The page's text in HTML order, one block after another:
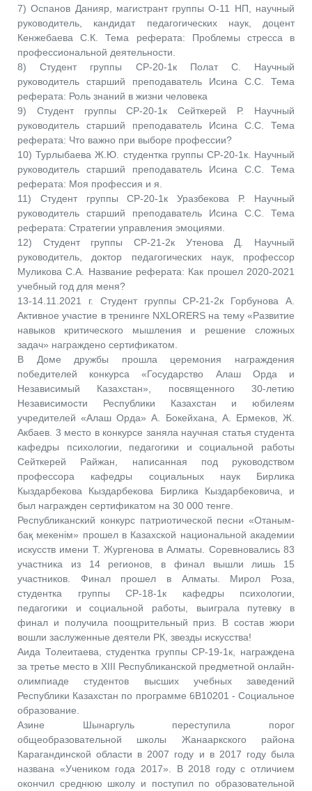
7) Оспанов Данияр, магистрант группы О-11 НП, научный
руководитель, кандидат педагогических наук, доцент
Кенжебаева С.К. Тема реферата: Проблемы стресса в
профессиональной деятельности.
8) Студент группы СР-20-1к Полат С. Научный
руководитель старший преподаватель Исина С.С. Тема
реферата: Роль знаний в жизни человека
9) Студент группы СР-20-1к Сейткерей Р. Научный
руководитель старший преподаватель Исина С.С. Тема
реферата: Что важно при выборе профессии?
10) Турлыбаева Ж.Ю. студентка группы СР-20-1к. Научный
руководитель старший преподаватель Исина С.С. Тема
реферата: Моя профессия и я.
11) Студент группы СР-20-1к Уразбекова Р. Научный
руководитель старший преподаватель Исина С.С. Тема
реферата: Стратегии управления эмоциями.
12) Студент группы СР-21-2к Утенова Д. Научный
руководитель, доктор педагогических наук, профессор
Муликова С.А. Название реферата: Как прошел 2020-2021
учебный год для меня?
13-14.11.2021 г. Студент группы СР-21-2к Горбунова А.
Активное участие в тренинге NXLORERS на тему «Развитие
навыков критического мышления и решение сложных
задач» награждено сертификатом.
В Доме дружбы прошла церемония награждения
победителей конкурса «Государство Алаш Орда и
Независимый Казахстан», посвященного 30-летию
Независимости Республики Казахстан и юбилеям
учредителей «Алаш Орда» А. Бокейхана, А. Ермеков, Ж.
Акбаев. 3 место в конкурсе заняла научная статья студента
кафедры психологии, педагогики и социальной работы
Сейткерей Райжан, написанная под руководством
профессора кафедры социальных наук Бирлика
Кыздарбекова Кыздарбекова Бирлика Кыздарбековича, и
был награжден сертификатом на 30 000 тенге.
Республиканский конкурс патриотической песни «Отаным-
бақ мекенім» прошел в Казахской национальной академии
искусств имени Т. Жургенова в Алматы. Соревновались 83
участника из 14 регионов, в финал вышли лишь 15
участников. Финал прошел в Алматы. Мирол Роза,
студентка группы СР-18-1к кафедры психологии,
педагогики и социальной работы, выиграла путевку в
финал и получила поощрительный приз. В состав жюри
вошли заслуженные деятели РК, звезды искусства!
Аида Толеитаева, студентка группы СР-19-1к, награждена
за третье место в XIII Республиканской предметной онлайн-
олимпиаде студентов высших учебных заведений
Республики Казахстан по программе 6В10201 - Социальное
образование.
Азине Шынаргуль переступила порог
общеобразовательной школы Жанааркского района
Карагандинской области в 2007 году и в 2017 году была
названа «Учеником года 2017». В 2018 году с отличием
окончил среднюю школу и поступил по образовательной